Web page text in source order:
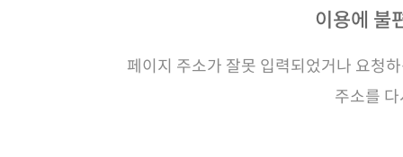
이용에 불
페이지 주소가 잘못 입력되었거나 요청
주소를